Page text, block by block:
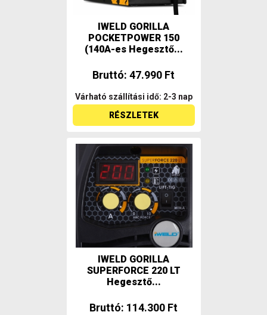
IWELD GORILLA
POCKETPOWER 150
(140A-es Hegesztő...
Bruttó: 47.990 Ft
Várható szállítási idő: 2-3 nap
RÉSZLETEK
IWELD GORILLA
SUPERFORCE 220 LT
Hegesztő...
Bruttó: 114.300 Ft